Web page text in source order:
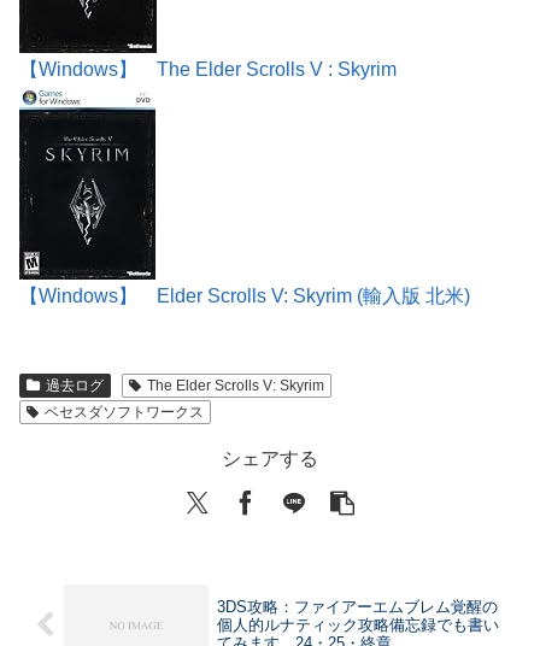
【Windows】 The Elder Scrolls V : Skyrim
【Windows】 Elder Scrolls V: Skyrim (輸入版 北米)
過去ログ
The Elder Scrolls V: Skyrim
ベセスダソフトワークス
シェアする
3DS攻略：ファイアーエムブレム覚醒の
個人的ルナティック攻略備忘録でも書い